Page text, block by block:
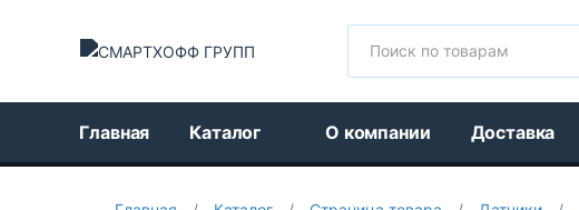
Главная Каталог О компании Доставка